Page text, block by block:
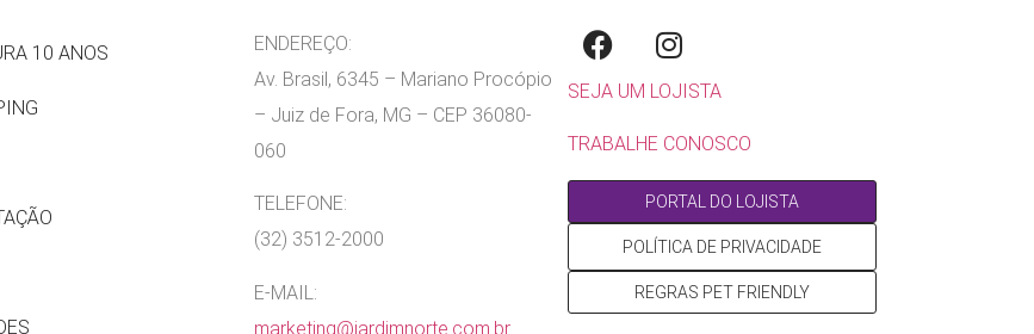
10 ANOS
ENDEREÇO:
Av. Brasil, 6345 – Mariano Procópio
– Juiz de Fora, MG – CEP 36080-
060
TELEFONE:
(32) 3512-2000
E-MAIL:
marketing@jardimnorte.com.br
SEJA UM LOJISTA
TRABALHE CONOSCO
PORTAL DO LOJISTA
POLÍTICA DE PRIVACIDADE
REGRAS PET FRIENDLY